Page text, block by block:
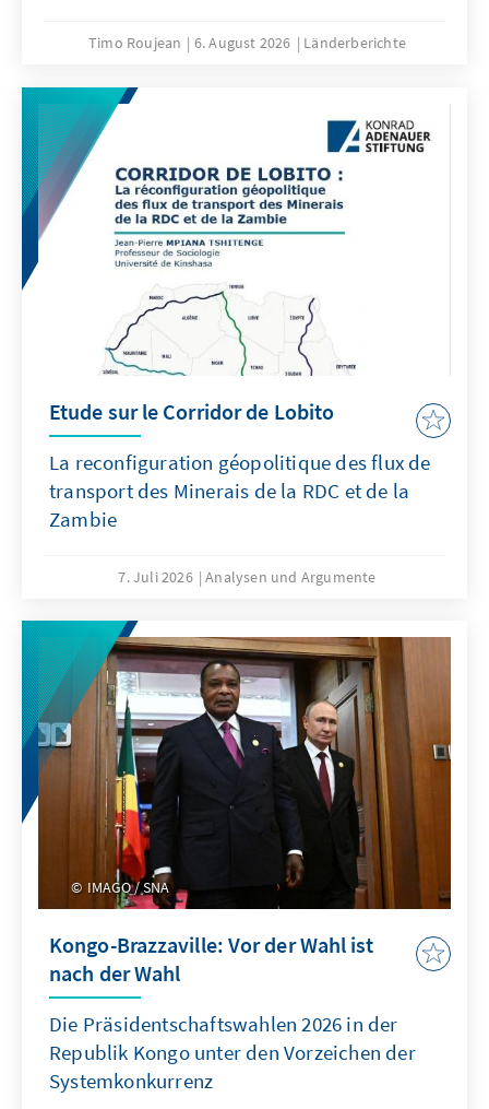
Timo Roujean 6. August 2026 Länderberichte
Etude sur le Corridor de Lobito
La reconfiguration géopolitique des flux de
transport des Minerais de la RDC et de la
Zambie
7. Juli 2026 Analysen und Argumente
IMAGO / SNA
Kongo-Brazzaville: Vor der Wahl ist
nach der Wahl
Die Präsidentschaftswahlen 2026 in der
Republik Kongo unter den Vorzeichen der
Systemkonkurrenz